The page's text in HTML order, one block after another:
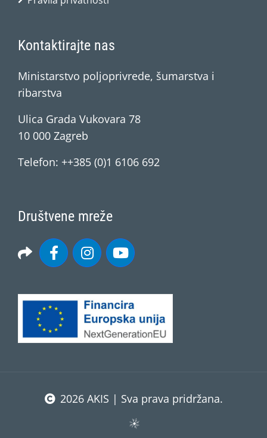
Kontaktirajte nas
Ministarstvo poljoprivrede, šumarstva i
ribarstva
Ulica Grada Vukovara 78
10 000 Zagreb
Telefon: ++385 (0)1 6106 692
Društvene mreže
2026 AKIS | Sva prava pridržana.